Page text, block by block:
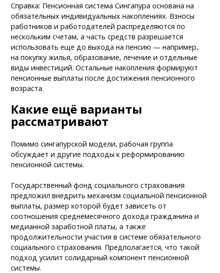
Справка: Пенсионная система Сингапура основана на
обязательных индивидуальных накоплениях. Взносы
работников и работодателей распределяются по
нескольким счетам, а часть средств разрешается
использовать еще до выхода на пенсию — например,
на покупку жилья, образование, лечение и отдельные
виды инвестиций. Остальные накопления формируют
пенсионные выплаты после достижения пенсионного
возраста.
Какие ещё варианты
рассматривают
Помимо сингапурской модели, рабочая группа
обсуждает и другие подходы к реформированию
пенсионной системы.
Государственный фонд социального страхования
предложил внедрить механизм социальной пенсионной
выплаты, размер которой будет зависеть от
соотношения среднемесячного дохода гражданина и
медианной заработной платы, а также
продолжительности участия в системе обязательного
социального страхования. Предполагается, что такой
подход усилит солидарный компонент пенсионной
системы.